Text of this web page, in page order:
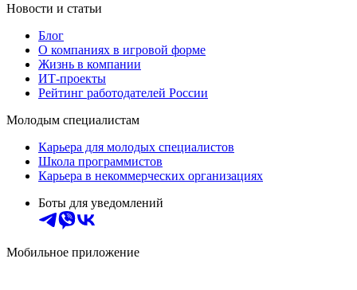
Новости и статьи
Блог
О компаниях в игровой форме
Жизнь в компании
ИТ-проекты
Рейтинг работодателей России
Молодым специалистам
Карьера для молодых специалистов
Школа программистов
Карьера в некоммерческих организациях
Боты для уведомлений
Мобильное приложение